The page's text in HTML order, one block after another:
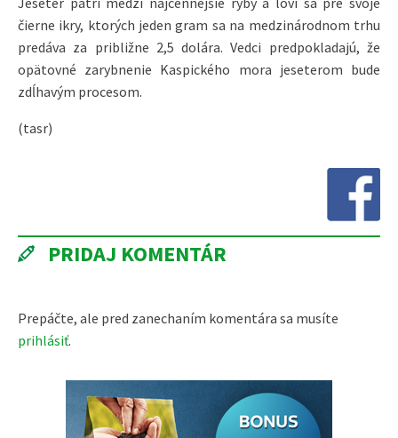
čierne ikry, ktorých jeden gram sa na medzinárodnom trhu
predáva za približne 2,5 dolára. Vedci predpokladajú, že
opätovné zarybnenie Kaspického mora jeseterom bude
zdĺhavým procesom.
(tasr)
PRIDAJ KOMENTÁR
Prepáčte, ale pred zanechaním komentára sa musíte
prihlásiť.